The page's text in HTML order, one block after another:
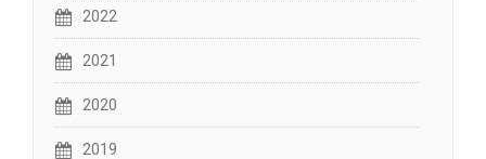
2022
2021
2020
2019